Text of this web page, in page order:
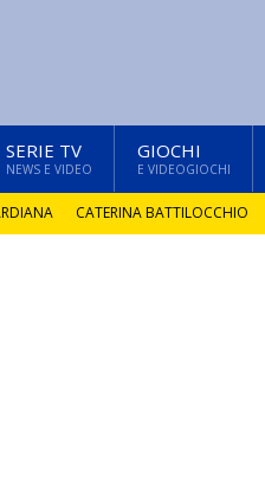
SERIE TV
NEWS E VIDEO
GIOCHI
E VIDEOGIOCHI
CATERINA BATTILOCCHIO